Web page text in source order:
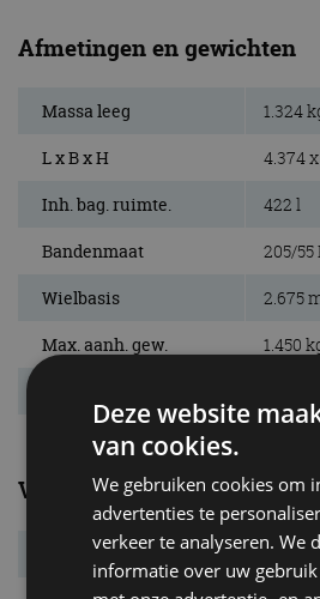
Afmetingen en gewichten
Massa leeg 1.324
L x B x H 4.374
Inh. bag. ruimte. 422 l
Bandenmaat 205/55
Wielbasis 2.675
Max. aanh. gew. 1.450
Verbruik
Verbr. gecomb. 4,3 l/
Deze website
van cookies.
We gebruiken cookies om
advertenties te
verkeer te analyseren. We
informatie over uw